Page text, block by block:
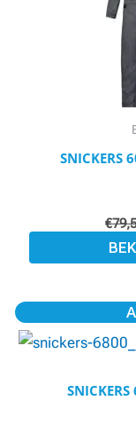
SNICKERS
€
SNICKERS